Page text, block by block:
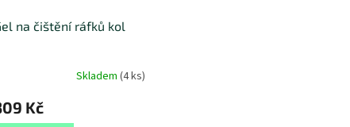
na čištění ráfků kol
Skladem (4 ks)
Kč